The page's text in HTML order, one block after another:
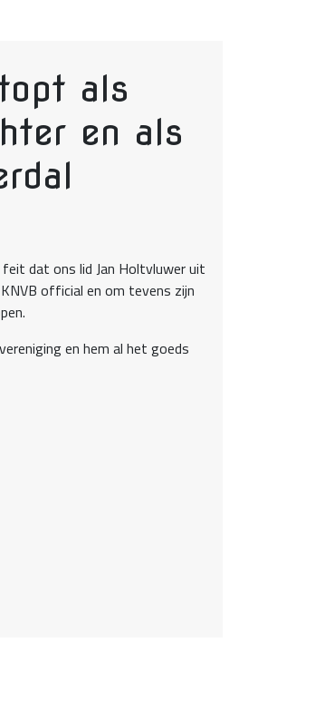
als
en als
dat ons lid Jan Holtvluwer uit
official en om tevens zijn
en hem al het goeds